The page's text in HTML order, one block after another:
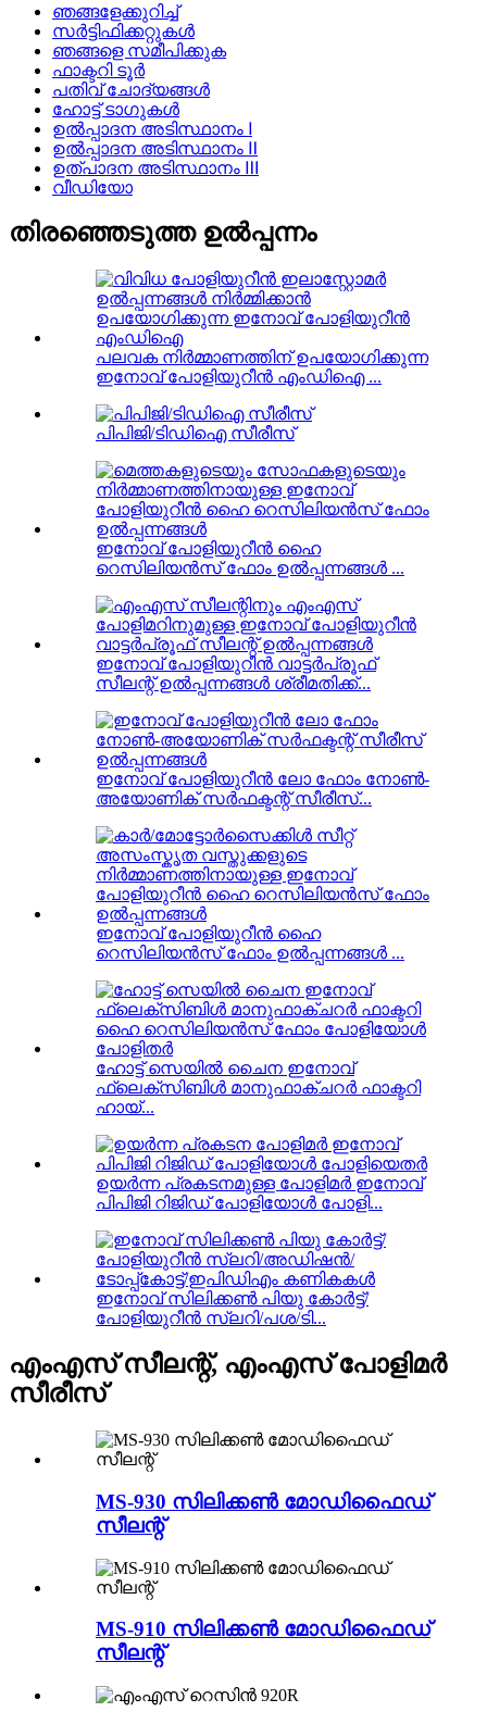
ഞങ്ങളേക്കുറിച്ച്
സർട്ടിഫിക്കറ്റുകൾ
ഞങ്ങളെ സമീപിക്കുക
ഫാക്ടറി ടൂർ
പതിവ് ചോദ്യങ്ങൾ
ഹോട്ട് ടാഗുകൾ
ഉൽപ്പാദന അടിസ്ഥാനം Ⅰ
ഉൽപ്പാദന അടിസ്ഥാനം Ⅱ
ഉത്പാദന അടിസ്ഥാനം Ⅲ
വീഡിയോ
തിരഞ്ഞെടുത്ത ഉൽപ്പന്നം
പലവക നിർമ്മാണത്തിന് ഉപയോഗിക്കുന്ന
ഇനോവ് പോളിയുറീൻ എംഡിഐ ...
പിപിജി/ടിഡിഐ സീരീസ്
ഇനോവ് പോളിയുറീൻ ഹൈ
റെസിലിയൻസ് ഫോം ഉൽപ്പന്നങ്ങൾ ...
ഇനോവ് പോളിയുറീൻ വാട്ടർപ്രൂഫ്
സീലന്റ് ഉൽപ്പന്നങ്ങൾ ശ്രീമതിക്ക്...
ഇനോവ് പോളിയുറീൻ ലോ ഫോം നോൺ-
അയോണിക് സർഫക്ടന്റ് സീരീസ്...
ഇനോവ് പോളിയുറീൻ ഹൈ
റെസിലിയൻസ് ഫോം ഉൽപ്പന്നങ്ങൾ ...
ഹോട്ട് സെയിൽ ചൈന ഇനോവ്
ഫ്ലെക്സിബിൾ മാനുഫാക്ചറർ ഫാക്ടറി
ഹായ്...
ഉയർന്ന പ്രകടനമുള്ള പോളിമർ ഇനോവ്
പിപിജി റിജിഡ് പോളിയോൾ പോളി...
ഇനോവ് സിലിക്കൺ പിയു കോർട്ട്/
പോളിയുറീൻ സ്ലറി/പശ/ടി...
എംഎസ് സീലന്റ്, എംഎസ് പോളിമർ
സീരീസ്
MS-930 സിലിക്കൺ മോഡിഫൈഡ്
സീലന്റ്
MS-910 സിലിക്കൺ മോഡിഫൈഡ്
സീലന്റ്